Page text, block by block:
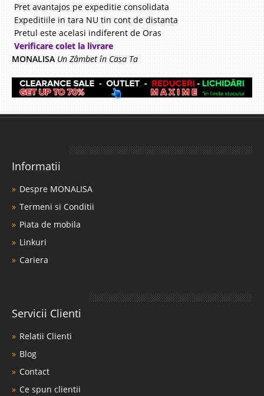
Pret avantajos pe expeditie consolidata
Expeditiile in tara NU tin cont de distanta
Pretul este acelasi indiferent de Oras
Verificare colet la livrare
MONALISA Un Zâmbet în Casa Ta
Informatii
Despre MONALISA
Termeni si Conditii
Piata de mobila
Linkuri
Cariera
Servicii Clienti
Relatii Clienti
Blog
Contact
Ce spun clientii